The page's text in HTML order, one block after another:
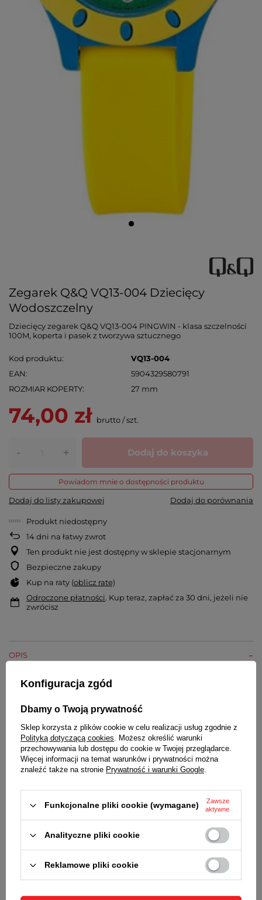
Zegarek Q&Q VQ13-004 Dziecięcy
Wodoszczelny
Dziecięcy zegarek Q&Q VQ13-004 PINGWIN - klasa szczelności
100M, koperta i pasek z tworzywa sztucznego
Kod produktu
VQ13-004
EAN
5904329580791
ROZMIAR KOPERTY
27 mm
74,00 zł brutto/szt.
- + Dodaj do koszyka
Powiadom mnie o dostępności produktu
Dodaj do listy zakupowej Dodaj do porównania
Produkt niedostępny
14dni na łatwy zwrot
Ten produkt nie jest dostępny w sklepie stacjonarnym
Bezpieczne zakupy
Kup na raty (oblicz ratę)
Odroczone płatności. Kup teraz, zapłać za 30 dni, jeżeli nie
zwrócisz
OPIS
DANE TECHNICZNE
WODOSZCZELNOŚĆ
Klasa szczelności 100M (10 ATM dotyczy ciśnienia
statycznego) - w zegarku można pływać
SZKIEŁKO
Sferyczne, lekko wypukłe
Akrylowe, z tworzywa sztucznego
KOPERTA
Wysokiej jakości tworzywo sztuczne o dużej
wytrzymałości
PASEK
Konfiguracja zgód
Dbamy o Twoją prywatność
Sklep korzysta z plików cookie w celu realizacji usług zgodnie z
Polityką dotyczącą cookies. Możesz określić warunki
przechowywania lub dostępu do cookie w Twojej przeglądarce.
Więcej informacji na temat warunków i prywatności można
znaleźć także na stronie Prywatność i warunki Google.
Funkcjonalne pliki cookie (wymagane)
Zawsze
aktywne
Analityczne pliki cookie
Reklamowe pliki cookie